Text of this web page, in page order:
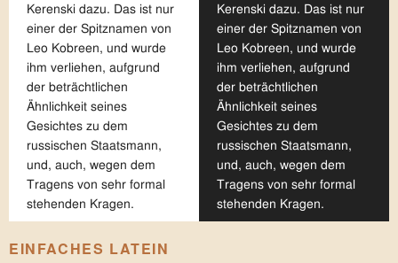
Kerenski dazu. Das ist nur
einer der Spitznamen von
Leo Kobreen, und wurde
ihm verliehen, aufgrund
der beträchtlichen
Ähnlichkeit seines
Gesichtes zu dem
russischen Staatsmann,
und, auch, wegen dem
Tragens von sehr formal
stehenden Kragen.
Kerenski dazu. Das ist nur
einer der Spitznamen von
Leo Kobreen, und wurde
ihm verliehen, aufgrund
der beträchtlichen
Ähnlichkeit seines
Gesichtes zu dem
russischen Staatsmann,
und, auch, wegen dem
Tragens von sehr formal
stehenden Kragen.
EINFACHES LATEIN